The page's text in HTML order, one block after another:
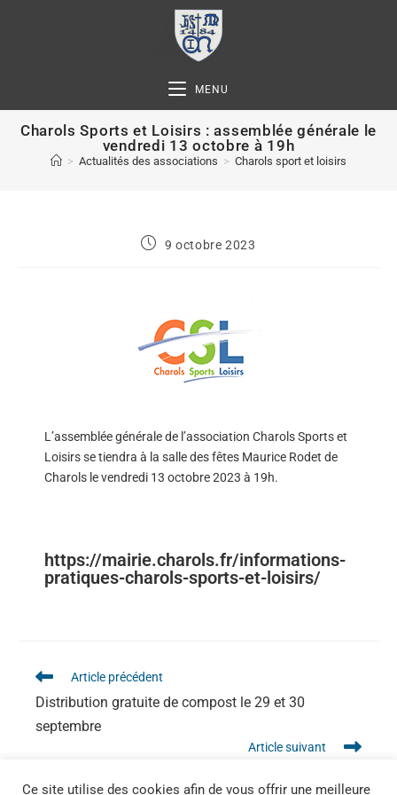
MENU
Charols Sports et Loisirs : assemblée générale le
vendredi 13 octobre à 19h
> Actualités des associations > Charols sport et loisirs
9 octobre 2023
L’assemblée générale de l’association Charols Sports et
Loisirs se tiendra à la salle des fêtes Maurice Rodet de
Charols le vendredi 13 octobre 2023 à 19h.
https://mairie.charols.fr/informations-
pratiques-charols-sports-et-loisirs/
Article précédent
Distribution gratuite de compost le 29 et 30
septembre
Article suivant
Ce site utilise des cookies afin de vous offrir une meilleure